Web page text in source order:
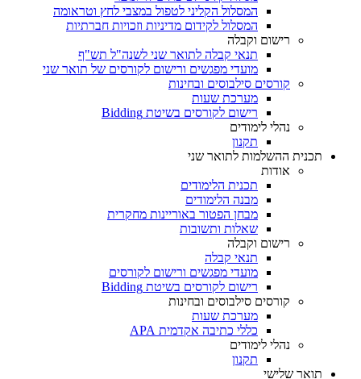
המסלול הקליני לטפול במצבי לחץ וטראומה
המסלול לקידום מדיניות וזכויות חברתיות
רישום וקבלה
תנאי קבלה לתואר שני לשנה"ל תש"ף
מועדי מפגשים ורישום לקורסים של תואר שני
קורסים סילבוסים ובחינות
מערכת שעות
רישום לקורסים בשיטת Bidding
נהלי לימודים
תקנון
תכנית ההשלמות לתואר שני
אודות
תכנית הלימודים
מבנה הלימודים
מבחן הפטור באוריינות מחקרית
שאלות ותשובות
רישום וקבלה
תנאי קבלה
מועדי מפגשים ורישום לקורסים
רישום לקורסים בשיטת Bidding
קורסים סילבוסים ובחינות
מערכת שעות
כללי כתיבה אקדמית APA
נהלי לימודים
תקנון
תואר שלישי